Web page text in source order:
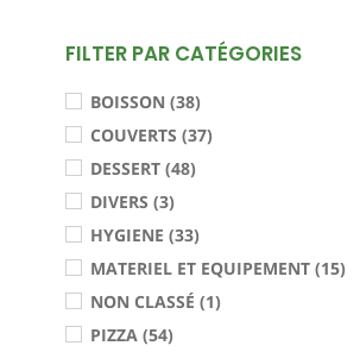
FILTER PAR CATÉGORIES
BOISSON (38)
COUVERTS (37)
DESSERT (48)
DIVERS (3)
HYGIENE (33)
MATERIEL ET EQUIPEMENT (15)
NON CLASSÉ (1)
PIZZA (54)